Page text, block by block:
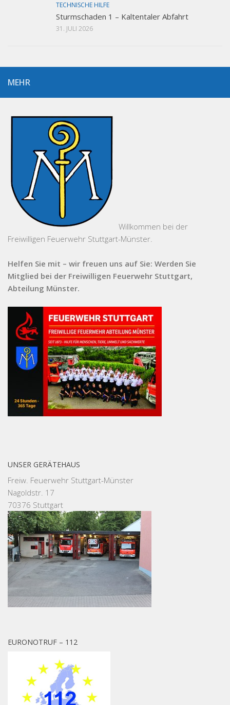
TECHNISCHE HILFE
Sturmschaden 1 – Kaltentaler Abfahrt
31. JULI 2026
MEHR
Willkommen bei der
Freiwilligen Feuerwehr Stuttgart-Münster.
Helfen Sie mit – wir freuen uns auf Sie: Werden Sie
Mitglied bei der Freiwilligen Feuerwehr Stuttgart,
Abteilung Münster.
UNSER GERÄTEHAUS
Freiw. Feuerwehr Stuttgart-Münster
Nagoldstr. 17
70376 Stuttgart
EURONOTRUF – 112